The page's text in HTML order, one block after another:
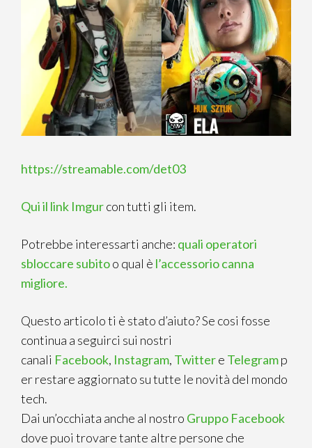
https://streamable.com/det03
Qui il link Imgurcon tutti gli item.
Potrebbe interessarti anche: quali operatori
sbloccare subitoo qual è l’accessorio canna
migliore.
Questo articolo ti è stato d’aiuto? Se cosi fosse
continua a seguirci sui nostri
canali Facebook, Instagram, Twittere Telegramp
er restare aggiornato su tutte le novità del mondo
tech.
Dai un’occhiata anche al nostro Gruppo Facebook
dove puoi trovare tante altre persone che